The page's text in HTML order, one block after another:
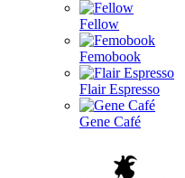
Fellow
Femobook
Flair Espresso
Gene Café